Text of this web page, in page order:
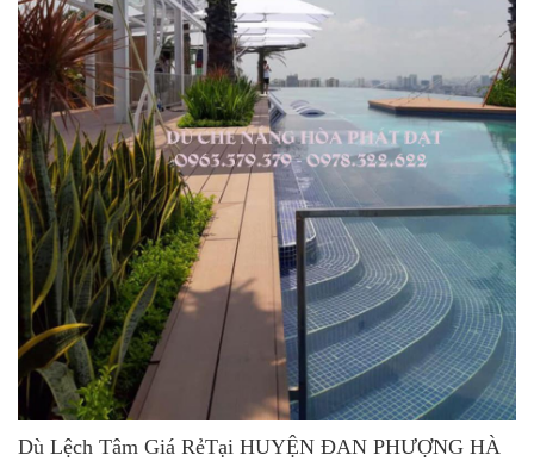
Dù Lệch Tâm Giá RẻTại HUYỆN ĐAN PHƯỢNG HÀ